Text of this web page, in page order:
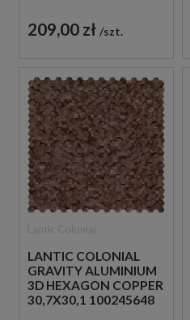
SZCZOTKOWANA
209,00 zł szt.
LANTIC COLONIAL
GRAVITY ALUMINIUM
3D HEXAGON COPPER
30,7X30,1 100245648